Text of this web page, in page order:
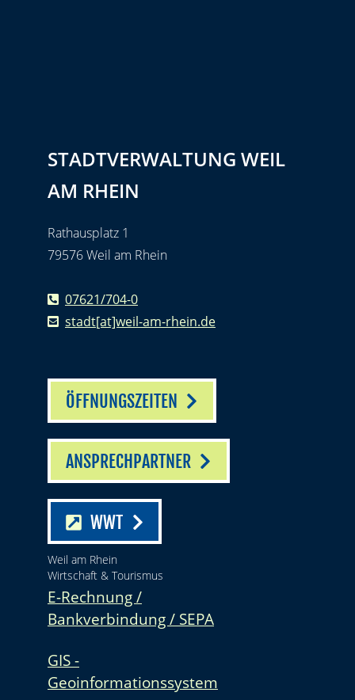
STADTVERWALTUNG WEIL
AM RHEIN
Rathausplatz 1
79576 Weil am Rhein
07621/704-0
stadt[at]weil-am-rhein.de
ÖFFNUNGSZEITEN
ANSPRECHPARTNER
WWT
Weil am Rhein
Wirtschaft & Tourismus
E-Rechnung /
Bankverbindung / SEPA
GIS -
Geoinformationssystem